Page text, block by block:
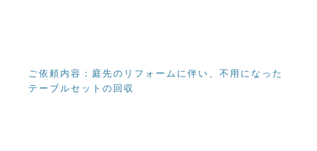
ご依頼内容：庭先のリフォームに伴い、不用になった
テーブルセットの回収